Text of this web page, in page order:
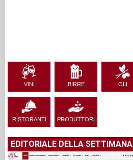
VINI BIRRE OLI
RISTORANTI PRODUTTORI
EDITORIALE DELLA SETTIMANA